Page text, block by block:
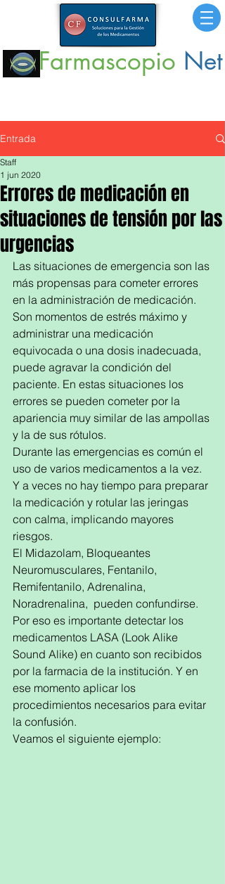
Farmascopio Net
Entrada
Errores de medicación en
situaciones de tensión por las
urgencias
Staff
1 jun 2020
Las situaciones de emergencia son las
más propensas para cometer errores
en la administración de medicación.
Son momentos de estrés máximo y
administrar una medicación
equivocada o una dosis inadecuada,
puede agravar la condición del
paciente. En estas situaciones los
errores se pueden cometer por la
apariencia muy similar de las ampollas
y la de sus rótulos.
Durante las emergencias es común el
uso de varios medicamentos a la vez.
Y a veces no hay tiempo para preparar
la medicación y rotular las jeringas
con calma, implicando mayores
riesgos.
El Midazolam, Bloqueantes
Neuromusculares, Fentanilo,
Remifentanilo, Adrenalina,
Noradrenalina,  pueden confundirse.
Por eso es importante detectar los
medicamentos LASA (Look Alike
Sound Alike) en cuanto son recibidos
por la farmacia de la institución. Y en
ese momento aplicar los
procedimientos necesarios para evitar
la confusión.
Veamos el siguiente ejemplo: